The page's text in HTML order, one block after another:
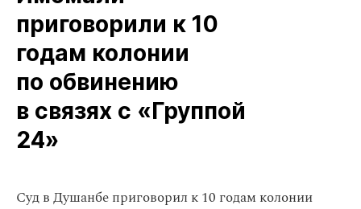
приговорили к 10
годам колонии
по обвинению
в связях с «Группой
24»
Суд в Душанбе приговорил к 10 годам колонии